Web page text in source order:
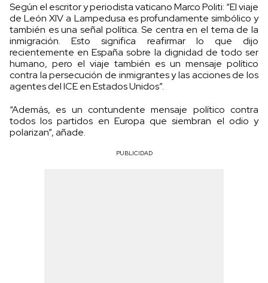
Según el escritor y periodista vaticano Marco Politi: “El viaje
de León XIV a Lampedusa es profundamente simbólico y
también es una señal política. Se centra en el tema de la
inmigración. Esto significa reafirmar lo que dijo
recientemente en España sobre la dignidad de todo ser
humano, pero el viaje también es un mensaje político
contra la persecución de inmigrantes y las acciones de los
agentes del ICE en Estados Unidos”.
“Además, es un contundente mensaje político contra
todos los partidos en Europa que siembran el odio y
polarizan”, añade.
PUBLICIDAD